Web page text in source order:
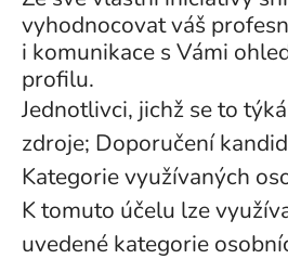
vyhodnocovat váš
i komunikace s Vámi
profilu.
Jednotlivci, jichž se to
zdroje; Doporučení
Kategorie využívaných
K tomuto účelu lze
uvedené kategorie